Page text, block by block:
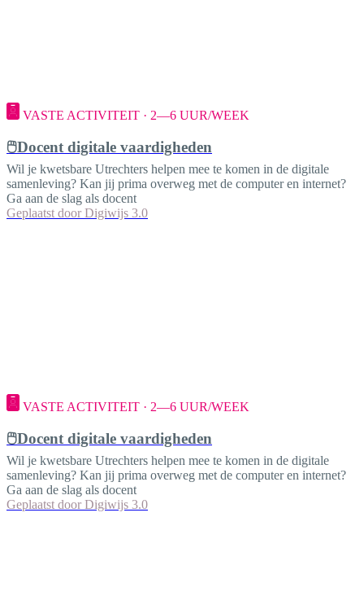
VASTE ACTIVITEIT · 2—6 UUR/WEEK
🖱️Docent digitale vaardigheden
Wil je kwetsbare Utrechters helpen mee te komen in de digitale
samenleving? Kan jij prima overweg met de computer en internet?
Ga aan de slag als docent
Geplaatst door Digiwijs 3.0
VASTE ACTIVITEIT · 2—6 UUR/WEEK
🖱️Docent digitale vaardigheden
Wil je kwetsbare Utrechters helpen mee te komen in de digitale
samenleving? Kan jij prima overweg met de computer en internet?
Ga aan de slag als docent
Geplaatst door Digiwijs 3.0